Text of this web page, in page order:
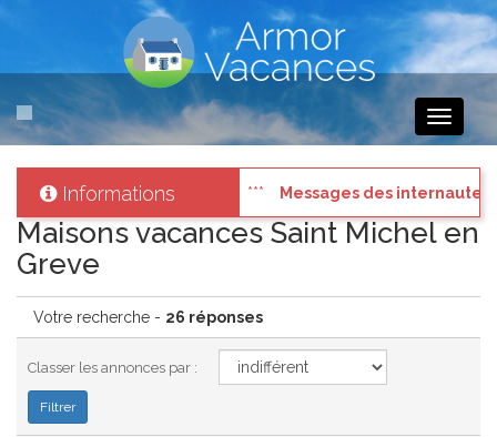
Toggle
Informations
pressés: Connectez vous à votre compte et consultez les
Maisons vacances Saint Michel en
Greve
Votre recherche - 26 réponses
Classer les annonces par :